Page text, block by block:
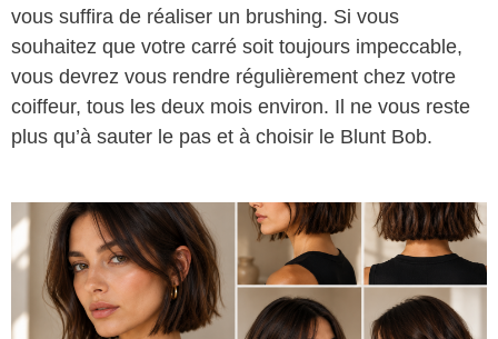
vous suffira de réaliser un brushing. Si vous
souhaitez que votre carré soit toujours impeccable,
vous devrez vous rendre régulièrement chez votre
coiffeur, tous les deux mois environ. Il ne vous reste
plus qu’à sauter le pas et à choisir le Blunt Bob.